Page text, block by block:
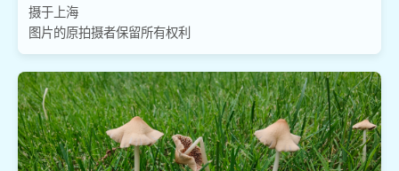
摄于上海
图片的原拍摄者保留所有权利